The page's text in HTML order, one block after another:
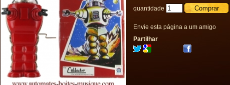
quantidade
Envie esta página a um amigo
Partilhar